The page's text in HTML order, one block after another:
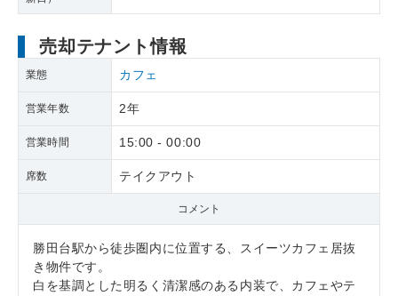
売却テナント情報
業態 カフェ
営業年数 2年
営業時間 15:00 - 00:00
席数 テイクアウト
コメント
勝田台駅から徒歩圏内に位置する、スイーツカフェ居抜
き物件です。
白を基調とした明るく清潔感のある内装で、カフェやテ